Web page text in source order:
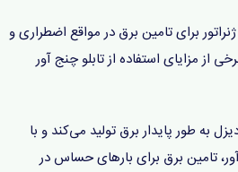
برای تامین برق در مواقع اضطراری و
از مزایای استفاده از تابلو چنج آور
به طور پایدار برق تولید می‌کند و با
آور، تامین برق برای بارهای حساس در